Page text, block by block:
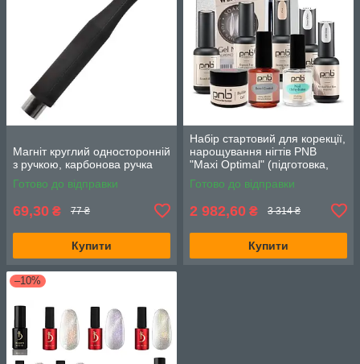
Магніт круглий односторонній
з ручкою, карбонова ручка
Готово до відправки
69,30 ₴ 77 ₴
Купити
Набір стартовий для корекції,
нарощування нігтів PNB
"Maxi Optimal" (підготовка,
гель, фініш, аксесуари)
Готово до відправки
2 982,60 ₴ 3 314 ₴
Купити
–10%